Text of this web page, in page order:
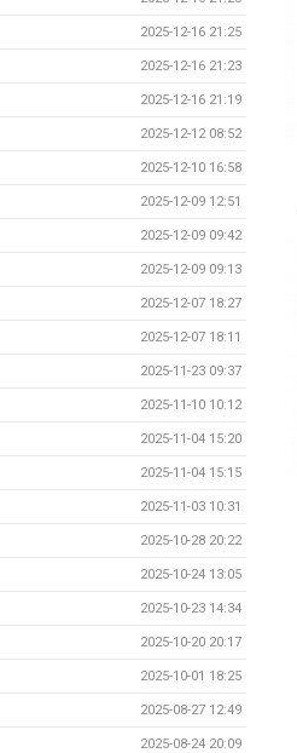
2025-12-16 21:25
2025-12-16 21:23
2025-12-16 21:19
2025-12-12 08:52
2025-12-10 16:58
2025-12-09 12:51
2025-12-09 09:42
2025-12-09 09:13
2025-12-07 18:27
2025-12-07 18:11
2025-11-23 09:37
2025-11-10 10:12
2025-11-04 15:20
2025-11-04 15:15
2025-11-03 10:31
2025-10-28 20:22
2025-10-24 13:05
2025-10-23 14:34
2025-10-20 20:17
2025-10-01 18:25
2025-08-27 12:49
2025-08-24 20:09